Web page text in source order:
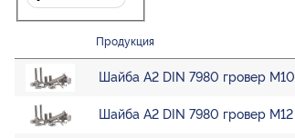
Продукция
Шайба А2 DIN 7980 гровер М10
Шайба А2 DIN 7980 гровер М12